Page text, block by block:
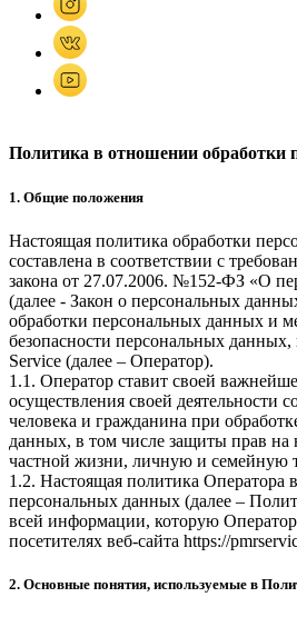
Политика в отношении обработки
1. Общие положения
Настоящая политика обработки
составлена в соответствии с
закона от 27.07.2006. №152-ФЗ «О
(далее - Закон о персональных
обработки персональных данных и
безопасности персональных
Service (далее – Оператор).
1.1. Оператор ставит своей
осуществления своей деятельности
человека и гражданина при
данных, в том числе защиты прав на
частной жизни, личную и семейную
1.2. Настоящая политика Оператора
персональных данных (далее –
всей информации, которую
посетителях веб-сайта https://
2. Основные понятия, используемые в